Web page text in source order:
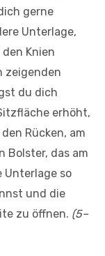
gerne
Unterlage,
Knien
zeigenden
du dich
erhöht,
Rücken, am
Bolster, das am
Unterlage so
und die
zu öffnen. (5–